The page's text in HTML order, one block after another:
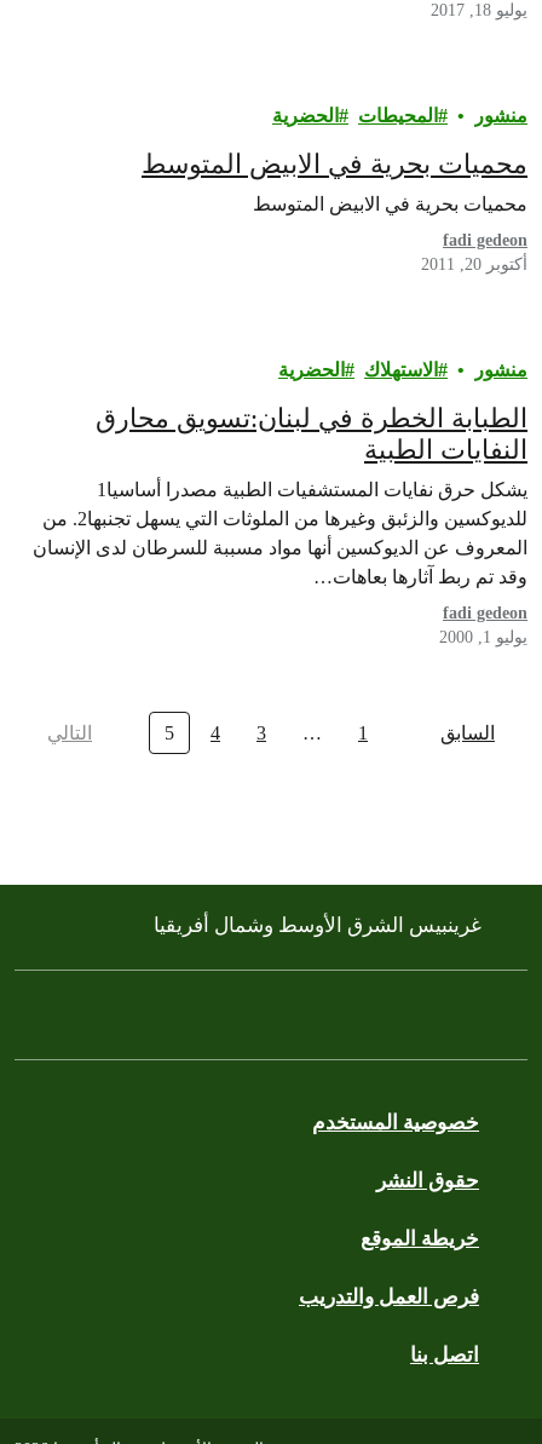
يوليو 18, 2017
منشور المحيطات الحضرية
محميات بحرية في الابيض المتوسط
محميات بحرية في الابيض المتوسط
fadi gedeon
أكتوبر 20, 2011
منشور الاستهلاك الحضرية
الطبابة الخطرة في لبنان:تسويق محارق
النفايات الطبية
يشكل حرق نفايات المستشفيات الطبية مصدرا أساسيا1
للديوكسين والزئبق وغيرها من الملوثات التي يسهل تجنبها2. من
المعروف عن الديوكسين أنها مواد مسببة للسرطان لدى الإنسان
وقد تم ربط آثارها بعاهات…
fadi gedeon
يوليو 1, 2000
السابق 1
…
3
4
5 التالي
خصوصية المستخدم
حقوق النشر
خريطة الموقع
فرص العمل والتدريب
اتصل بنا